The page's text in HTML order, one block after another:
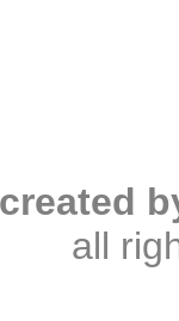
created
all